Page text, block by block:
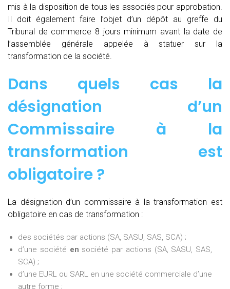
mis à la disposition de tous les associés pour approbation.
Il doit également faire l’objet d’un dépôt au greffe du
Tribunal de commerce 8 jours minimum avant la date de
l’assemblée générale appelée à statuer sur la
transformation de la société.
Dans quels cas la
désignation d’un
Commissaire à la
transformation est
obligatoire ?
La désignation d’un commissaire à la transformation est
obligatoire en cas de transformation :
des sociétés par actions (SA, SASU, SAS, SCA) ;
d’une société en société par actions (SA, SASU, SAS,
SCA) ;
d’une EURL ou SARL en une société commerciale d’une
autre forme ;